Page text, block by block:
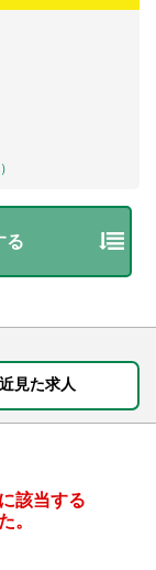
る
見た求人
該当する
。